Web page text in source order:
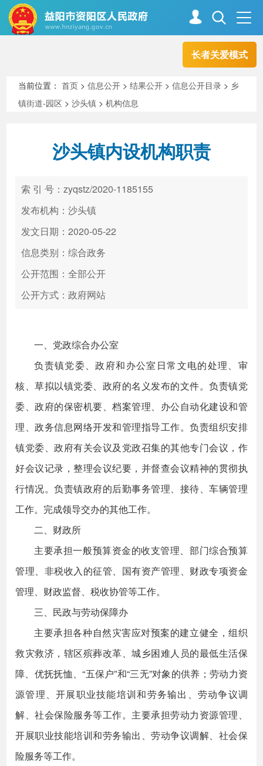
长者关爱模式
走进资阳
新闻中心 解读回应
政务服务
高效办成一件事
当前位置：首页 >信息公开 >结果公开 >信息公开目录 > 乡
镇街道-园区 >沙头镇 >机构信息
沙头镇内设机构职责
索 引 号：zyqstz/2020-1185155
发布机构：沙头镇
发文日期：2020-05-22
信息类别：综合政务
公开范围：全部公开
公开方式：政府网站
一、党政综合办公室
负责镇党委、政府和办公室日常文电的处理、审
核、草拟以镇党委、政府的名义发布的文件。负责镇党
委、政府的保密机要、档案管理、办公自动化建设和管
理、政务信息网络开发和管理指导工作。负责组织安排
镇党委、政府有关会议及党政召集的其他专门会议，作
好会议记录，整理会议纪要，并督查会议精神的贯彻执
行情况。负责镇政府的后勤事务管理、接待、车辆管理
工作。完成领导交办的其他工作。
二、财政所
主要承担一般预算资金的收支管理、部门综合预算
管理、非税收入的征管、国有资产管理、财政专项资金
管理、财政监督、税收协管等工作。
三、民政与劳动保障办
主要承担各种自然灾害应对预案的建立健全，组织
救灾救济，辖区殡葬改革、城乡困难人员的最低生活保
障、优抚抚恤、“五保户”和“三无”对象的供养；劳动力资
源管理、开展职业技能培训和劳务输出、劳动争议调
解、社会保险服务等工作。主要承担劳动力资源管理、
开展职业技能培训和劳务输出、劳动争议调解、社会保
险服务等工作。